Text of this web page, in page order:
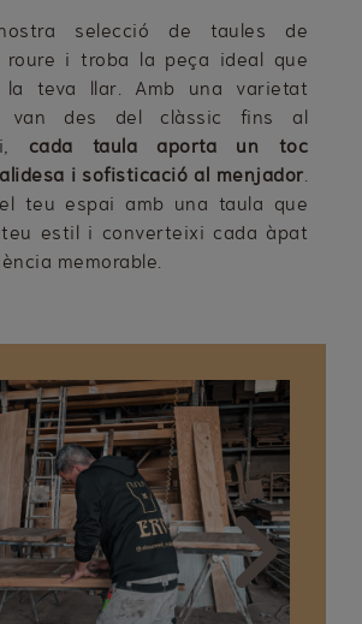
selecció de taules de
roure i troba la peça ideal que
la teva llar. Amb una varietat
van des del clàssic fins al
cada taula aporta un toc
i sofisticació al menjador.
teu espai amb una taula que
estil i converteixi cada àpat
memorable.